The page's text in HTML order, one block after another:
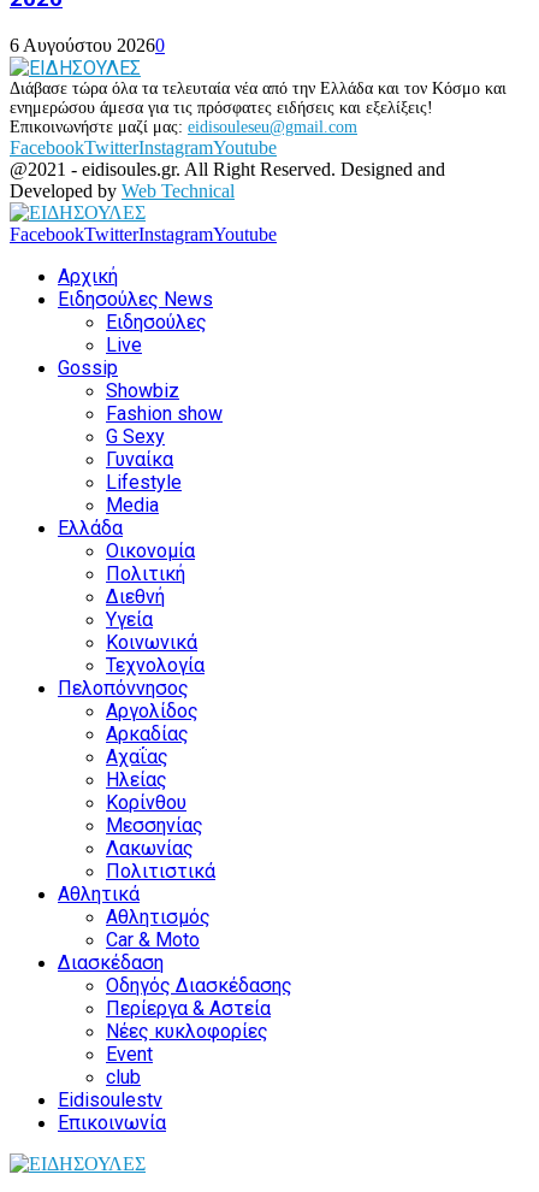
6 Αυγούστου 20260
Διάβασε τώρα όλα τα τελευταία νέα από την Ελλάδα και τον Κόσμο και
ενημερώσου άμεσα για τις πρόσφατες ειδήσεις και εξελίξεις!
Επικοινωνήστε μαζί μας: eidisouleseu@gmail.com
FacebookTwitterInstagramYoutube
@2021 - eidisoules.gr. All Right Reserved. Designed and
Developed by Web Technical
FacebookTwitterInstagramYoutube
Αρχική
Ειδησούλες News
Ειδησούλες
Live
Gossip
Showbiz
Fashion show
G Sexy
Γυναίκα
Lifestyle
Media
Ελλάδα
Οικονομία
Πολιτική
Διεθνή
Υγεία
Κοινωνικά
Τεχνολογία
Πελοπόννησος
Αργολίδος
Αρκαδίας
Αχαΐας
Ηλείας
Κορίνθου
Μεσσηνίας
Λακωνίας
Πολιτιστικά
Αθλητικά
Αθλητισμός
Car & Moto
Διασκέδαση
Οδηγός Διασκέδασης
Περίεργα & Αστεία
Νέες κυκλοφορίες
Event
club
Eidisoulestv
Επικοινωνία